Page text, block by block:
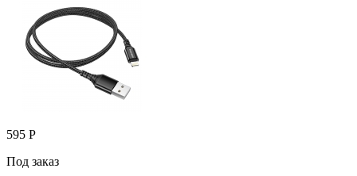
595 Р
Под заказ